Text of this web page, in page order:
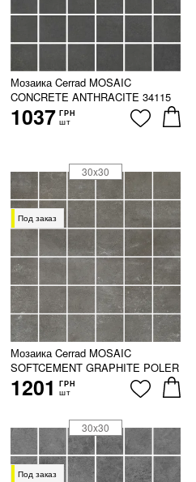
Мозаика Cerrad MOSAIC
CONCRETE ANTHRACITE 34115
1037 ГРН
шт
Под заказ
Мозаика Cerrad MOSAIC
SOFTCEMENT GRAPHITE POLER
1201 ГРН
шт
30x30
Под заказ
30x30